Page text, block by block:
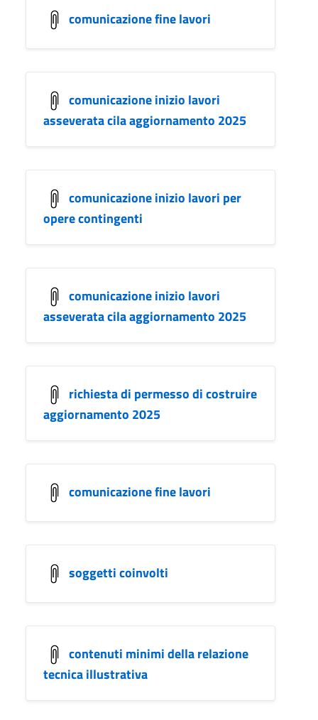
comunicazione fine lavori
comunicazione inizio lavori
asseverata cila aggiornamento 2025
comunicazione inizio lavori per
opere contingenti
comunicazione inizio lavori
asseverata cila aggiornamento 2025
richiesta di permesso di costruire
aggiornamento 2025
comunicazione fine lavori
soggetti coinvolti
contenuti minimi della relazione
tecnica illustrativa